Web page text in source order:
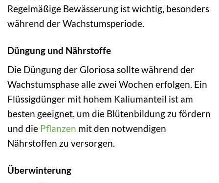
Regelmäßige Bewässerung ist wichtig, besonders
während der Wachstumsperiode.
Düngung und Nährstoffe
Die Düngung der Gloriosa sollte während der
Wachstumsphase alle zwei Wochen erfolgen. Ein
Flüssigdünger mit hohem Kaliumanteil ist am
besten geeignet, um die Blütenbildung zu fördern
und die Pflanzen mit den notwendigen
Nährstoffen zu versorgen.
Überwinterung